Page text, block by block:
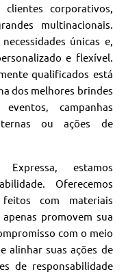
corporativos,
multinacionais.
únicas e,
e flexível.
qualificados está
dos melhores brindes
campanhas
ou ações de
estamos
Oferecemos
com materiais
promovem sua
com o meio
alinhar suas ações de
de responsabilidade